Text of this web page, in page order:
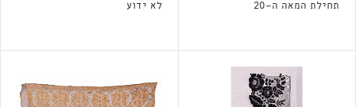
תחילת המאה ה-20
לא ידוע